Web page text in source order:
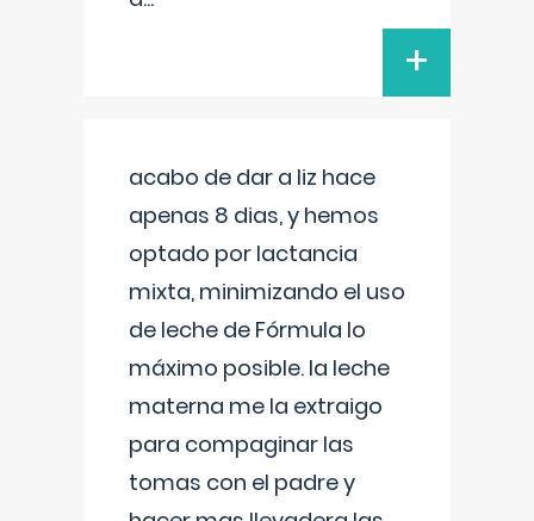
+
acabo de dar a liz hace
apenas 8 dias, y hemos
optado por lactancia
mixta, minimizando el uso
de leche de Fórmula lo
máximo posible. la leche
materna me la extraigo
para compaginar las
tomas con el padre y